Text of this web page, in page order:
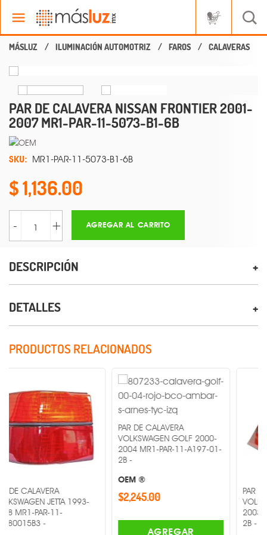
ILUMINACIÓN AUTOMOTRIZ FAROS CALAVERAS
PAR DE CALAVERA NISSAN FRONTIER 2001-
2007 MR1-PAR-11-5073-B1-6B
SKU: MR1-PAR-11-5073-B1-6B
1,136.00
- + AGREGAR AL CARRITO
DESCRIPCIÓN
DETALLES
PRODUCTOS RELACIONADOS
JETTA 1993-
11-
PAR DE CALAVERA
VOLKSWAGEN GOLF 2000-
2004 MR1-PAR-11-A197-01-
2B -
$2,245.00
AGREGAR
PAR DE CALAVERA
VOLKSWAGEN
2003 MR1-PAR-
2B -